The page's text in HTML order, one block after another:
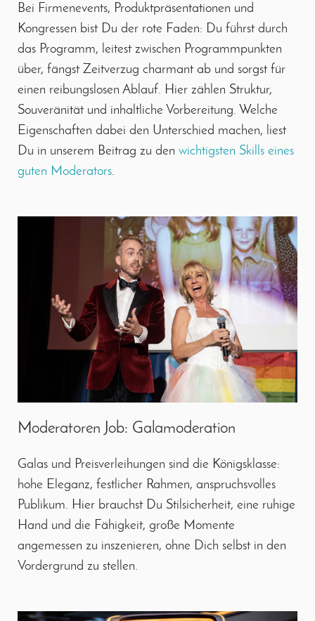
Bei Firmenevents, Produktpräsentationen und
Kongressen bist Du der rote Faden: Du führst durch
das Programm, leitest zwischen Programmpunkten
über, fängst Zeitverzug charmant ab und sorgst für
einen reibungslosen Ablauf. Hier zählen Struktur,
Souveränität und inhaltliche Vorbereitung. Welche
Eigenschaften dabei den Unterschied machen, liest
Du in unserem Beitrag zu den wichtigsten Skills eines
guten Moderators.
Moderatoren Job: Galamoderation
Galas und Preisverleihungen sind die Königsklasse:
hohe Eleganz, festlicher Rahmen, anspruchsvolles
Publikum. Hier brauchst Du Stilsicherheit, eine ruhige
Hand und die Fähigkeit, große Momente
angemessen zu inszenieren, ohne Dich selbst in den
Vordergrund zu stellen.